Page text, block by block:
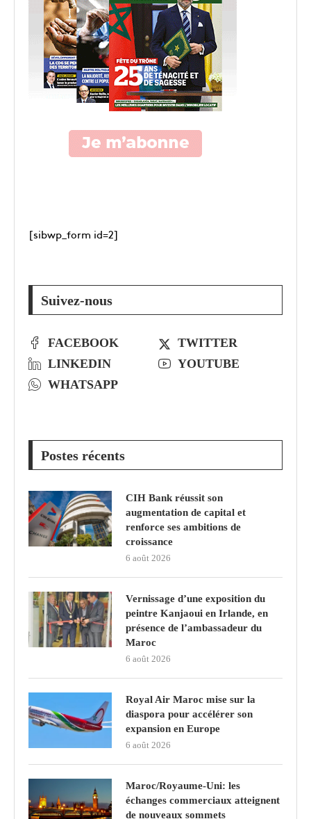
[sibwp_form id=2]
Suivez-nous
FACEBOOK
TWITTER
LINKEDIN
YOUTUBE
WHATSAPP
Postes récents
CIH Bank réussit son
augmentation de capital et
renforce ses ambitions de
croissance
6 août 2026
Vernissage d’une exposition du
peintre Kanjaoui en Irlande, en
présence de l’ambassadeur du
Maroc
6 août 2026
Royal Air Maroc mise sur la
diaspora pour accélérer son
expansion en Europe
6 août 2026
Maroc/Royaume-Uni: les
échanges commerciaux atteignent
de nouveaux sommets